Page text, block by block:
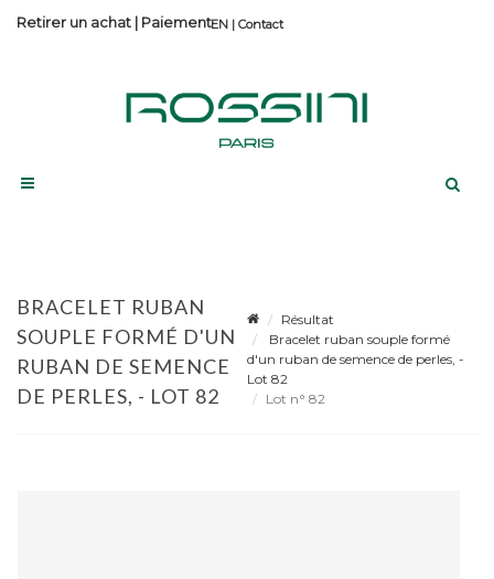
Contact
Retirer un achat | Paiement
BRACELET RUBAN
SOUPLE FORMÉ D'UN
RUBAN DE SEMENCE
DE PERLES, - LOT 82
Résultat
Bracelet ruban souple formé
d'un ruban de semence de perles, -
Lot 82
Lot n° 82